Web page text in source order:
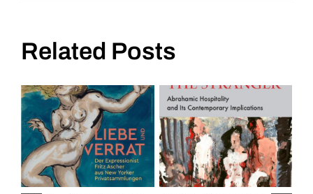
Soltes
Leben
Glühn.
Der
Expressionist
Fritz
Ascher/To
Live
Related Posts